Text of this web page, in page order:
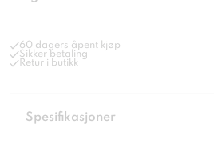
60 dagers åpent kjøp
Sikker betaling
Retur i butikk
Spesifikasjoner